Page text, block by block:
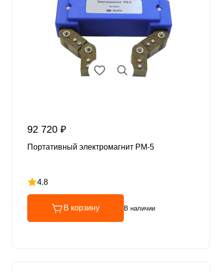
92 720 ₽
Портативный электромагнит PM-5
4.8
Рейтинг 4.8 из 5
В корзину В наличии